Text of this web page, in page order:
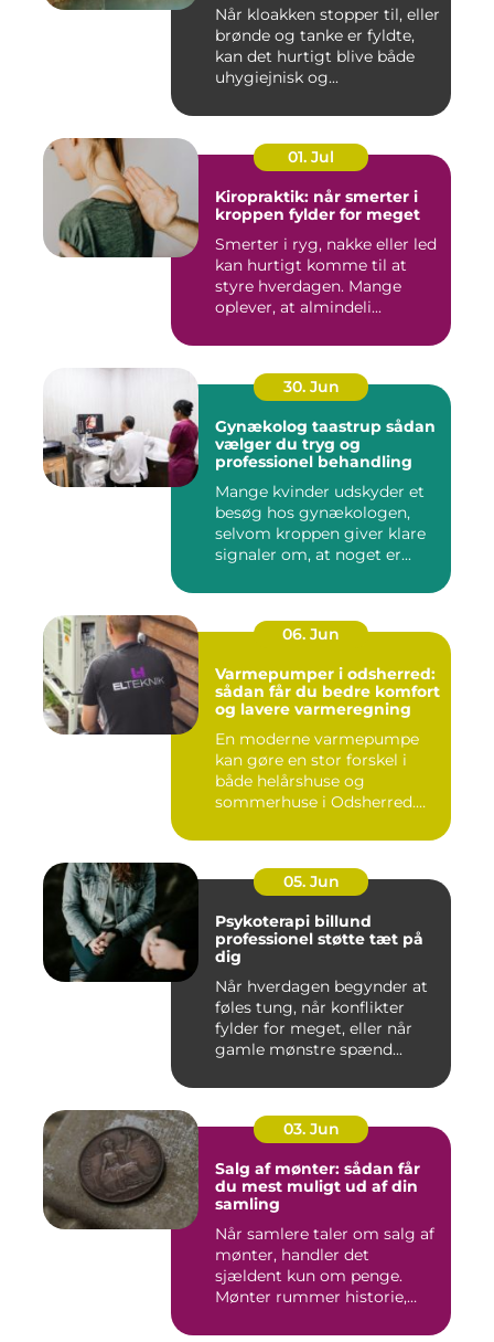
Når kloakken stopper til, eller
brønde og tanke er fyldte,
kan det hurtigt blive både
uhygiejnisk og...
01. Jul
Kiropraktik: når smerter i
kroppen fylder for meget
Smerter i ryg, nakke eller led
kan hurtigt komme til at
styre hverdagen. Mange
oplever, at almindeli...
30. Jun
Gynækolog taastrup sådan
vælger du tryg og
professionel behandling
Mange kvinder udskyder et
besøg hos gynækologen,
selvom kroppen giver klare
signaler om, at noget er...
06. Jun
Varmepumper i odsherred:
sådan får du bedre komfort
og lavere varmeregning
En moderne varmepumpe
kan gøre en stor forskel i
både helårshuse og
sommerhuse i Odsherred.
05. Jun
Psykoterapi billund
professionel støtte tæt på
dig
Når hverdagen begynder at
føles tung, når konflikter
fylder for meget, eller når
gamle mønstre spænd...
03. Jun
Salg af mønter: sådan får
du mest muligt ud af din
samling
Når samlere taler om salg af
mønter, handler det
sjældent kun om penge.
Mønter rummer historie,